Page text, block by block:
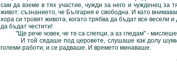
сам да вземе в тях участие, чужди за него и чужденец
живот: съзнанието, че България е свободна. И като
хора си тровят живота, когато трябва да бъдат все весели
да бъдат честити!
"Ще рече човек, че те са слепци, а аз гледам" - мислеше
И той сядаше под церовете, слушаше как долу шуми
големи работи, и се радваше. И времето минаваше.